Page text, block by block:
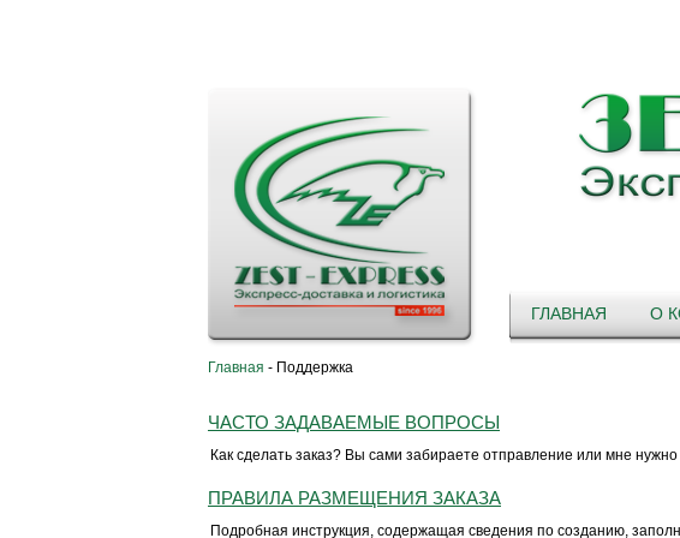
ГЛАВНАЯ О
Главная - Поддержка
ЧАСТО ЗАДАВАЕМЫЕ ВОПРОСЫ
Как сделать заказ? Вы сами забираете отправление или мне нужно
ПРАВИЛА РАЗМЕЩЕНИЯ ЗАКАЗА
Подробная инструкция, содержащая сведения по созданию,